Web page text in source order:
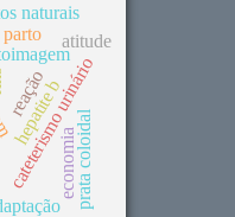
hepatite b
cateterismo urinário
economia
reação
prata coloidal
naturais
atitude